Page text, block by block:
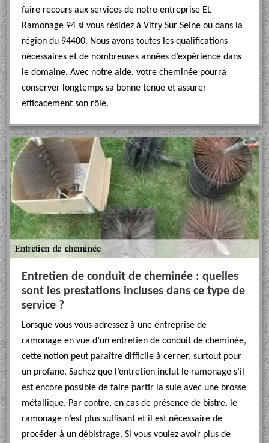
faire recours aux services de notre entreprise EL
Ramonage 94 si vous résidez à Vitry Sur Seine ou dans la
région du 94400. Nous avons toutes les qualifications
nécessaires et de nombreuses années d’expérience dans
le domaine. Avec notre aide, votre cheminée pourra
conserver longtemps sa bonne tenue et assurer
efficacement son rôle.
Entretien de conduit de cheminée : quelles
sont les prestations incluses dans ce type de
service ?
Lorsque vous vous adressez à une entreprise de
ramonage en vue d’un entretien de conduit de cheminée,
cette notion peut paraître difficile à cerner, surtout pour
un profane. Sachez que l’entretien inclut le ramonage s’il
est encore possible de faire partir la suie avec une brosse
métallique. Par contre, en cas de présence de bistre, le
ramonage n’est plus suffisant et il est nécessaire de
procéder à un débistrage. Si vous voulez avoir plus de